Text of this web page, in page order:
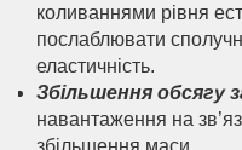
коливаннями рівня
послаблювати
еластичність.
Збільшення обсягу
навантаження на
збільшення маси.